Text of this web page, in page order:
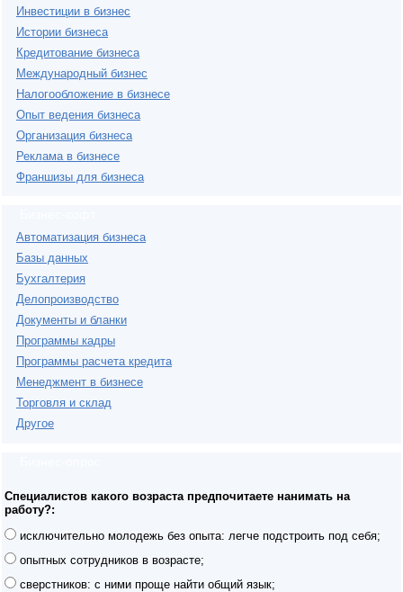
Инвестиции в бизнес
Истории бизнеса
Кредитование бизнеса
Международный бизнес
Налогообложение в бизнесе
Опыт ведения бизнеса
Организация бизнеса
Реклама в бизнесе
Франшизы для бизнеса
Автоматизация бизнеса
Базы данных
Бухгалтерия
Делопроизводство
Документы и бланки
Программы кадры
Программы расчета кредита
Менеджмент в бизнесе
Торговля и склад
Другое
Специалистов какого возраста предпочитаете нанимать на
работу?:
исключительно молодежь без опыта: легче подстроить под себя;
опытных сотрудников в возрасте;
сверстников: с ними проще найти общий язык;